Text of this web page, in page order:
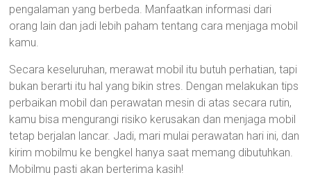
pengalaman yang berbeda. Manfaatkan informasi dari
orang lain dan jadi lebih paham tentang cara menjaga mobil
kamu.
Secara keseluruhan, merawat mobil itu butuh perhatian, tapi
bukan berarti itu hal yang bikin stres. Dengan melakukan tips
perbaikan mobil dan perawatan mesin di atas secara rutin,
kamu bisa mengurangi risiko kerusakan dan menjaga mobil
tetap berjalan lancar. Jadi, mari mulai perawatan hari ini, dan
kirim mobilmu ke bengkel hanya saat memang dibutuhkan.
Mobilmu pasti akan berterima kasih!